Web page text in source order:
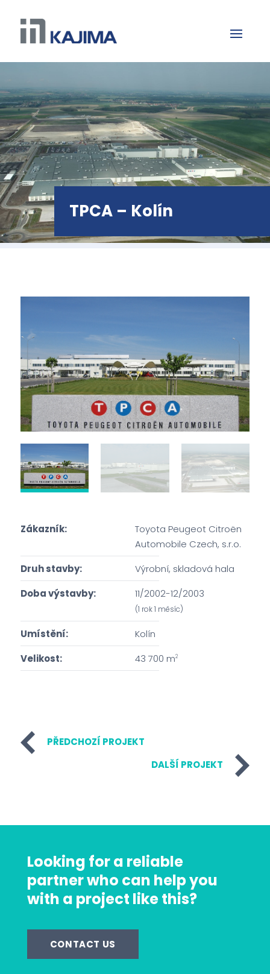
TPCA – Kolín
Zákazník:
Toyota Peugeot Citroën
Automobile Czech, s.r.o.
Druh stavby:
Výrobní, skladová hala
Doba výstavby:
11/2002-12/2003
(1 rok 1 měsíc)
Umístění:
Kolín
Velikost:
43 700 m2
PŘEDCHOZÍ PROJEKT
DALŠÍ PROJEKT
Looking for a reliable
partner who can help you
with a project like this?
CONTACT US